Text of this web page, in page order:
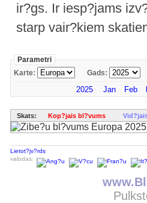
ir?gs. Ir iesp?jams
starp vair?kiem
Parametri
Karte:
Gads:
2025 Jan Feb
Skats: Kop?jais bl?vums
Lietot?jv?rds
valodas: